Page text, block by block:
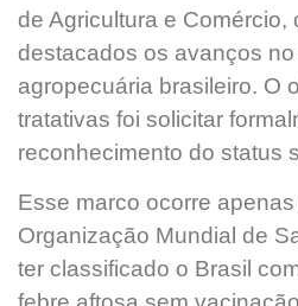
de Agricultura e Comércio,
destacados os avanços
agropecuária brasileiro. O
tratativas foi solicitar
reconhecimento do status
Esse marco ocorre
Organização Mundial de
ter classificado o Brasil